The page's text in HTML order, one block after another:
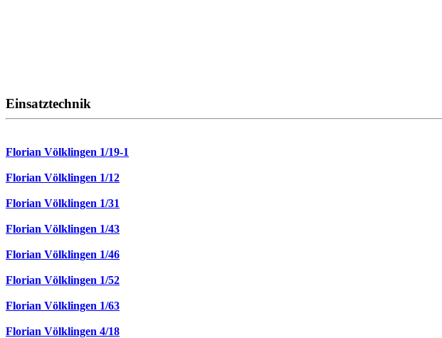
Einsatztechnik
Florian Völklingen 1/19-1
Florian Völklingen 1/12
Florian Völklingen 1/31
Florian Völklingen 1/43
Florian Völklingen 1/46
Florian Völklingen 1/52
Florian Völklingen 1/63
Florian Völklingen 4/18